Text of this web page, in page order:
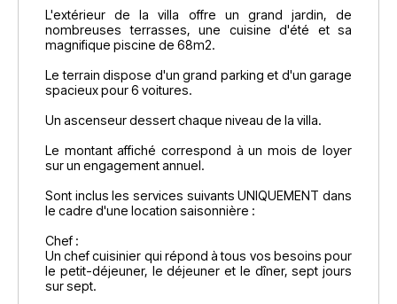
L'extérieur de la villa offre un grand jardin, de
nombreuses terrasses, une cuisine d'été et sa
magnifique piscine de 68m2.
Le terrain dispose d'un grand parking et d'un garage
spacieux pour 6 voitures.
Un ascenseur dessert chaque niveau de la villa.
Le montant affiché correspond à un mois de loyer
sur un engagement annuel.
Sont inclus les services suivants UNIQUEMENT dans
le cadre d'une location saisonnière :
Chef :
Un chef cuisinier qui répond à tous vos besoins pour
le petit-déjeuner, le déjeuner et le dîner, sept jours
sur sept.